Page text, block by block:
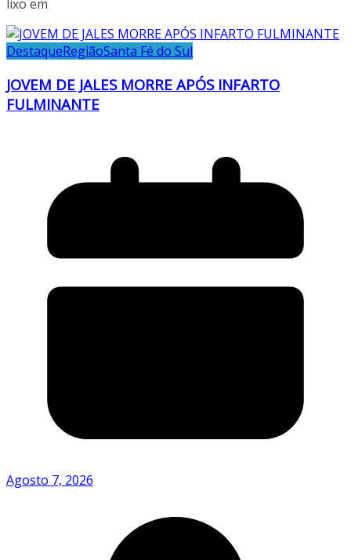
lixo em
DestaqueRegiãoSanta Fé do Sul
JOVEM DE JALES MORRE APÓS INFARTO
FULMINANTE
Agosto 7, 2026